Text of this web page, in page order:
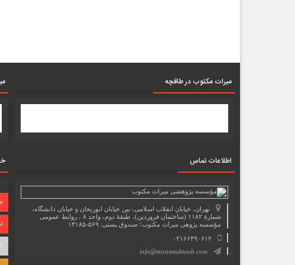
میرات مکتوب در طاقچه
اطلاعات تماس
تهران، خیابان انقلاب اسلامی، بین خیابان ابوریحان و خیابان دانشگاه،
شمارۀ ۱۱۸۲ (ساختمان فروردین)، طبقۀ دوم، واحد ۸ ، روابط عمومی
مؤسسه پژوهی میراث مکتوب؛ صندوق پستی: ۵۶۹-۱۳۱۸۵
۰۲۱۶۶۴۹۰۶۱۲
info@mirasmaktoob.com